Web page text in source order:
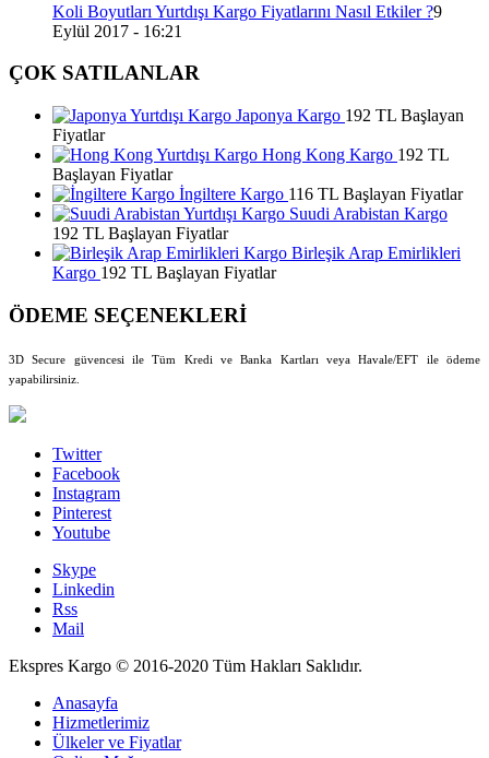
Koli Boyutları Yurtdışı Kargo Fiyatlarını Nasıl Etkiler ?9
Eylül 2017 - 16:21
ÇOK SATILANLAR
Japonya Kargo 192 TL Başlayan
Fiyatlar
Hong Kong Kargo 192 TL
Başlayan Fiyatlar
İngiltere Kargo 116 TL Başlayan Fiyatlar
Suudi Arabistan Kargo
192 TL Başlayan Fiyatlar
Birleşik Arap Emirlikleri
Kargo 192 TL Başlayan Fiyatlar
ÖDEME SEÇENEKLERİ
3D Secure güvencesi ile Tüm Kredi ve Banka Kartları veya Havale/EFT ile ödeme
yapabilirsiniz.
Twitter
Facebook
Instagram
Pinterest
Youtube
Skype
Linkedin
Rss
Mail
Ekspres Kargo © 2016-2020 Tüm Hakları Saklıdır.
Anasayfa
Hizmetlerimiz
Ülkeler ve Fiyatlar